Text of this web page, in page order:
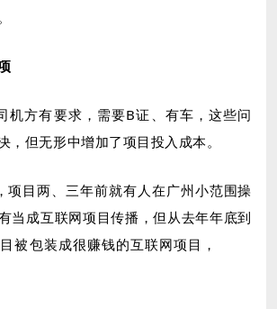
机方有要求，需要B证、有车，这些问
，但无形中增加了项目投入成本。
项目两、三年前就有人在广州小范围操
当成互联网项目传播，但从去年年底到
被包装成很赚钱的互联网项目，